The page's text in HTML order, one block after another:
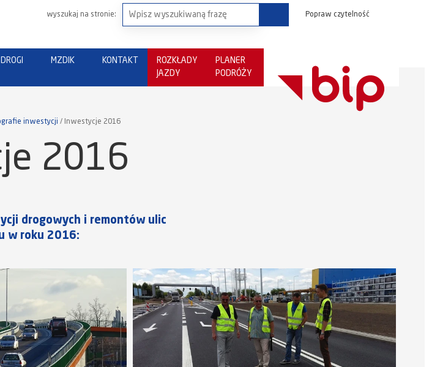
Popraw czytelność
DROGI MZDIK KONTAKT
ROZKŁADY
JAZDY
PLANER
PODRÓŻY
wyszukaj na stronie:
inwestycji Inwestycje 2016
2016
drogowych i remontów ulic
w roku 2016: